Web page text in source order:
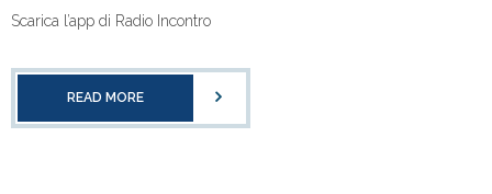
Scarica l’app di Radio Incontro
READ MORE